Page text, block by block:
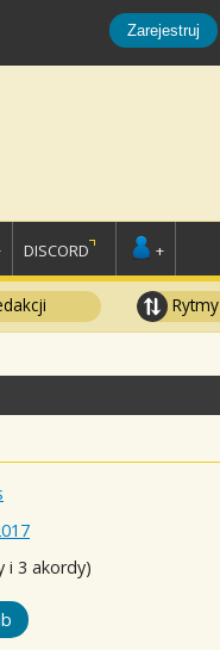
Zarejestruj
DISCORD +
Rytmy
i 3 akordy)